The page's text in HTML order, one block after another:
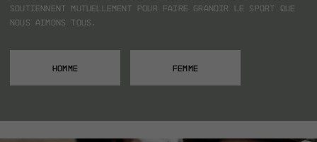
soutiennent mutuellement pour faire grandir le sport que
nous aimons tous.
HOMME FEMME